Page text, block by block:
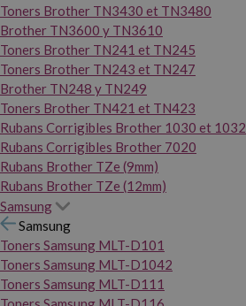
Toners Brother TN3430 et TN3480
Brother TN3600 y TN3610
Toners Brother TN241 et TN245
Toners Brother TN243 et TN247
Brother TN248 y TN249
Toners Brother TN421 et TN423
Rubans Corrigibles Brother 1030 et 1032
Rubans Corrigibles Brother 7020
Rubans Brother TZe (9mm)
Rubans Brother TZe (12mm)
Samsung
Samsung
Toners Samsung MLT-D101
Toners Samsung MLT-D1042
Toners Samsung MLT-D111